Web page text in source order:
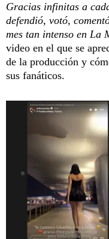
Gracias infinitas a
defendió, votó,
mes tan intenso en La
video en el que se
de la producción y
sus fanáticos.